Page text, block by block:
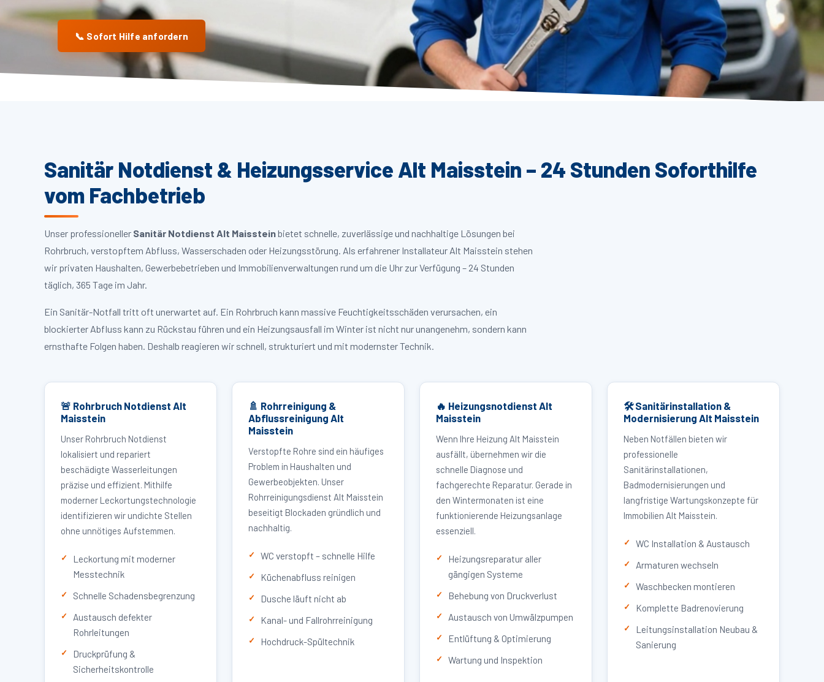
📞 Sofort Hilfe anfordern
Sanitär Notdienst & Heizungsservice Alt Maisstein – 24 Stunden Soforthilfe
vom Fachbetrieb
Unser professioneller Sanitär Notdienst Alt Maissteinbietet schnelle, zuverlässige und nachhaltige Lösungen bei
Rohrbruch, verstopftem Abfluss, Wasserschaden oder Heizungsstörung. Als erfahrener Installateur Alt Maisstein stehen
wir privaten Haushalten, Gewerbebetrieben und Immobilienverwaltungen rund um die Uhr zur Verfügung – 24 Stunden
täglich, 365 Tage im Jahr.
Ein Sanitär-Notfall tritt oft unerwartet auf. Ein Rohrbruch kann massive Feuchtigkeitsschäden verursachen, ein
blockierter Abfluss kann zu Rückstau führen und ein Heizungsausfall im Winter ist nicht nur unangenehm, sondern kann
ernsthafte Folgen haben. Deshalb reagieren wir schnell, strukturiert und mit modernster Technik.
🚨 Rohrbruch Notdienst Alt
Maisstein
Unser Rohrbruch Notdienst
lokalisiert und repariert
beschädigte Wasserleitungen
präzise und effizient. Mithilfe
moderner Leckortungstechnologie
identifizieren wir undichte Stellen
ohne unnötiges Aufstemmen.
Leckortung mit moderner
Messtechnik
Schnelle Schadensbegrenzung
Austausch defekter
Rohrleitungen
Druckprüfung &
Sicherheitskontrolle
🚿 Rohrreinigung &
Abflussreinigung Alt
Maisstein
Verstopfte Rohre sind ein häufiges
Problem in Haushalten und
Gewerbeobjekten. Unser
Rohrreinigungsdienst Alt Maisstein
beseitigt Blockaden gründlich und
nachhaltig.
WC verstopft – schnelle Hilfe
Küchenabfluss reinigen
Dusche läuft nicht ab
Kanal- und Fallrohrreinigung
Hochdruck-Spültechnik
🔥 Heizungsnotdienst Alt
Maisstein
Wenn Ihre Heizung Alt Maisstein
ausfällt, übernehmen wir die
schnelle Diagnose und
fachgerechte Reparatur. Gerade in
den Wintermonaten ist eine
funktionierende Heizungsanlage
essenziell.
Heizungsreparatur aller
gängigen Systeme
Behebung von Druckverlust
Austausch von Umwälzpumpen
Entlüftung & Optimierung
Wartung und Inspektion
🛠 Sanitärinstallation &
Modernisierung Alt Maisstein
Neben Notfällen bieten wir
professionelle
Sanitärinstallationen,
Badmodernisierungen und
langfristige Wartungskonzepte für
Immobilien Alt Maisstein.
WC Installation & Austausch
Armaturen wechseln
Waschbecken montieren
Komplette Badrenovierung
Leitungsinstallation Neubau &
Sanierung